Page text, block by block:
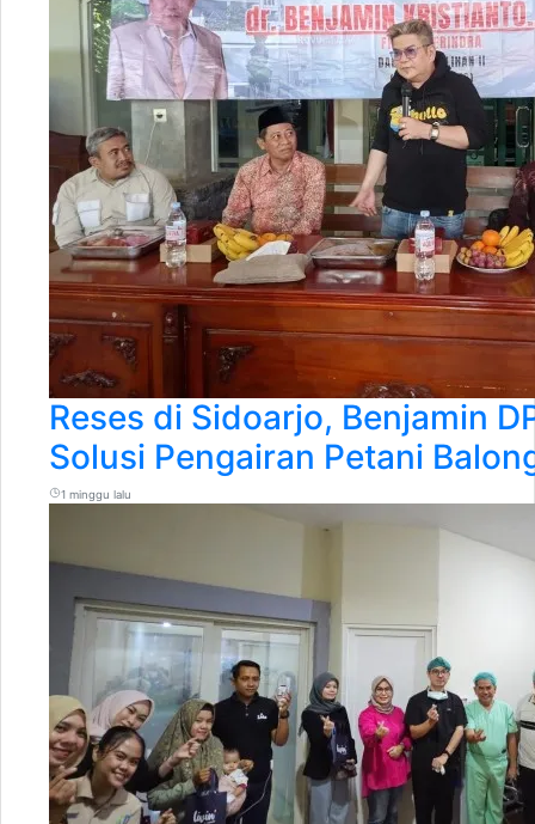
Reses di Sidoarjo, Benjamin
Solusi Pengairan Petani
1 minggu lalu